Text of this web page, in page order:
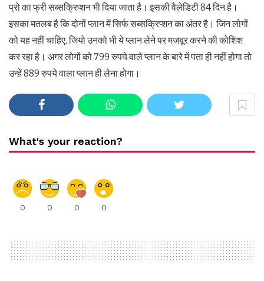
प्रो का फ्री सब्सक्रिप्शन भी दिया जाता है। इसकी वैलेडिटी 84 दिन है।
इसका मतलब है कि दोनों प्लान में सिर्फ सब्सक्रिप्शन का अंतर है। जिन लोगों
को यह नहीं चाहिए, जियो उनको भी ये प्लान लेने पर मजबूर करने की कोशिश
कर रहा है। अगर लोगों को 799 रुपये वाले प्लान के बारे में पता ही नहीं होगा तो
उन्हें 889 रुपये वाला प्लान ही लेना होगा।
What's your reaction?
0 0 0 0